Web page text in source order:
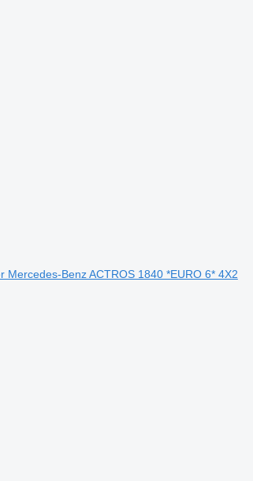
Mercedes-Benz ACTROS 1840 *EURO 6* 4X2